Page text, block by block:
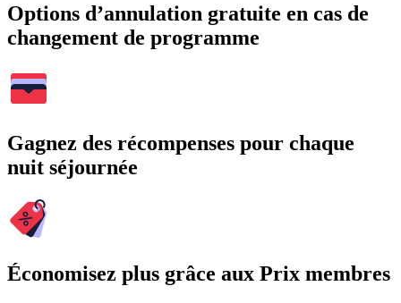
Options d’annulation gratuite en cas de
changement de programme
Gagnez des récompenses pour chaque
nuit séjournée
Économisez plus grâce aux Prix membres